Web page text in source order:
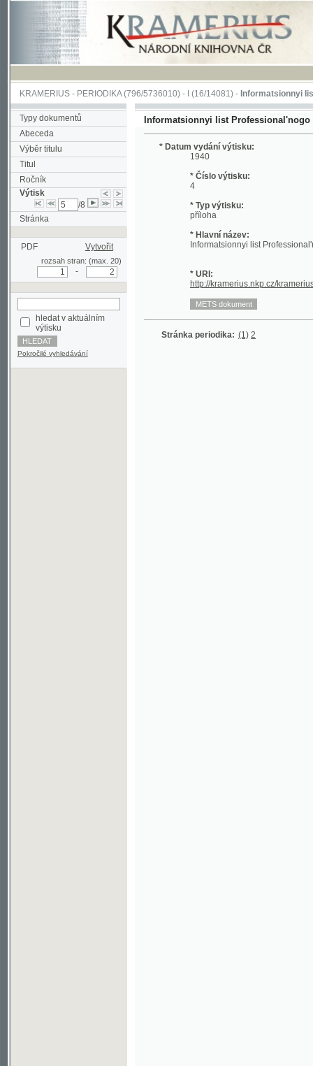
KRAMERIUS-PERIODIKA(796/5736010) -I(16/14081) -Informatsionnyi list
Typy dokumentů
Abeceda
Výběr titulu
Titul
Ročník
Výtisk
/8
Stránka
PDF
rozsah stran: (max. 20)
výtisku
Pokročilé vyhledávání
Informatsionnyi list Professional'nogo
* Datum vydání výtisku:
1940
* Číslo výtisku:
* Typ výtisku:
* Hlavní název:
Informatsionnyi list Professional'nogo
* URI:
Stránka periodika: (1) 2